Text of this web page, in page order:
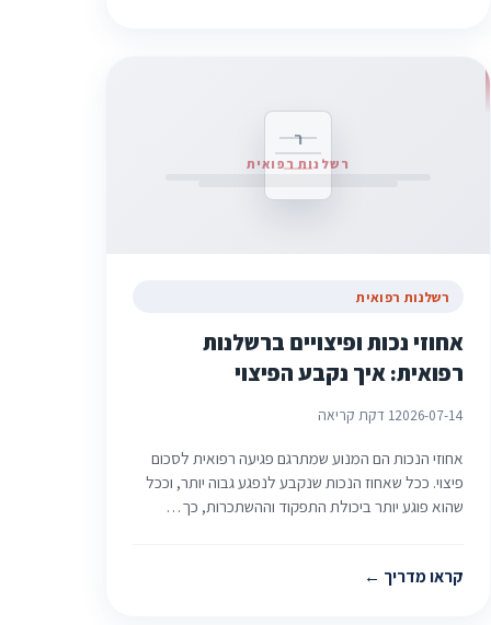
ר
רשלנות רפואית
רשלנות רפואית
אחוזי נכות ופיצויים ברשלנות
רפואית: איך נקבע הפיצוי
2026-07-141 דקת קריאה
אחוזי הנכות הם המנוע שמתרגם פגיעה רפואית לסכום
פיצוי. ככל שאחוז הנכות שנקבע לנפגע גבוה יותר, וככל
שהוא פוגע יותר ביכולת התפקוד וההשתכרות, כך…
קראו מדריך